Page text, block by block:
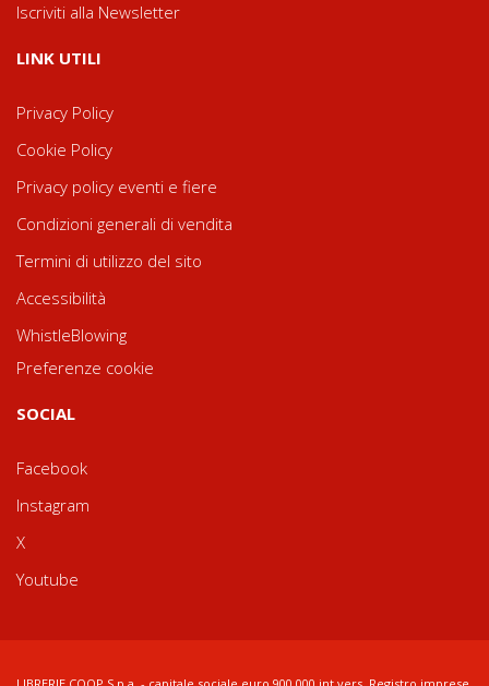
Iscriviti alla Newsletter
LINK UTILI
Privacy Policy
Cookie Policy
Privacy policy eventi e fiere
Condizioni generali di vendita
Termini di utilizzo del sito
Accessibilità
WhistleBlowing
Preferenze cookie
SOCIAL
Facebook
Instagram
X
Youtube